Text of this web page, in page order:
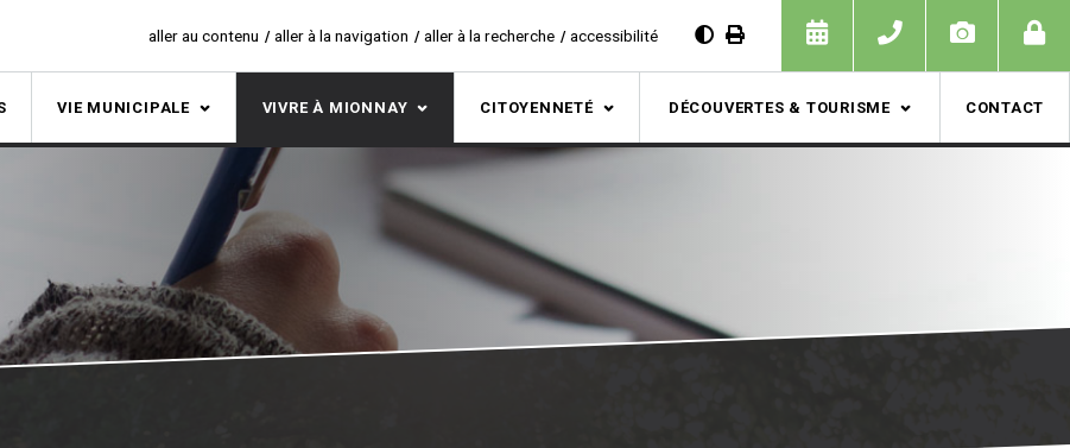
aller au contenu aller à la navigation aller à la recherche accessibilité
VIE MUNICIPALE VIVRE À MIONNAY CITOYENNETÉ DÉCOUVERTES & TOURISME CONTACT